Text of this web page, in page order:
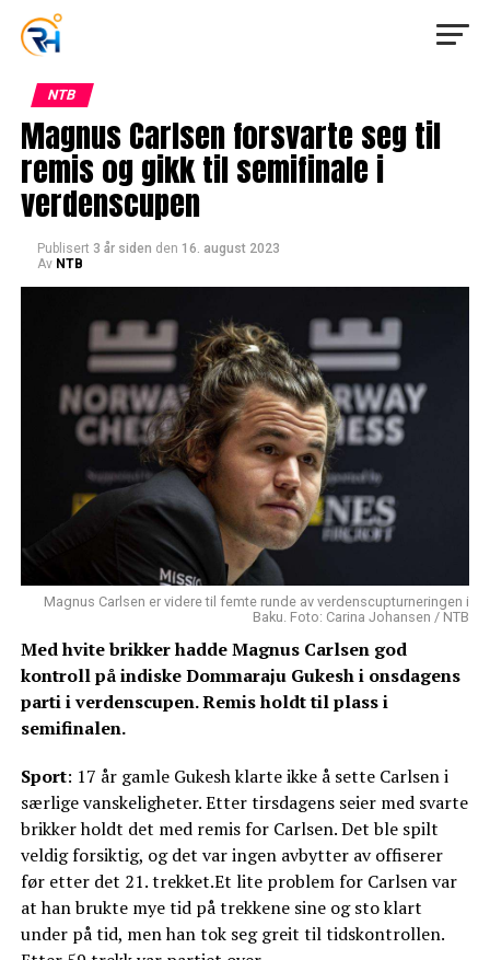
NTB
Magnus Carlsen forsvarte seg til
remis og gikk til semifinale i
verdenscupen
Publisert 3 år siden den 16. august 2023
Av NTB
Magnus Carlsen er videre til femte runde av verdenscupturneringen i
Baku. Foto: Carina Johansen / NTB
Med hvite brikker hadde Magnus Carlsen god
kontroll på indiske Dommaraju Gukesh i onsdagens
parti i verdenscupen. Remis holdt til plass i
semifinalen.
Sport: 17 år gamle Gukesh klarte ikke å sette Carlsen i
særlige vanskeligheter. Etter tirsdagens seier med svarte
brikker holdt det med remis for Carlsen. Det ble spilt
veldig forsiktig, og det var ingen avbytter av offiserer
før etter det 21. trekket.Et lite problem for Carlsen var
at han brukte mye tid på trekkene sine og sto klart
under på tid, men han tok seg greit til tidskontrollen.